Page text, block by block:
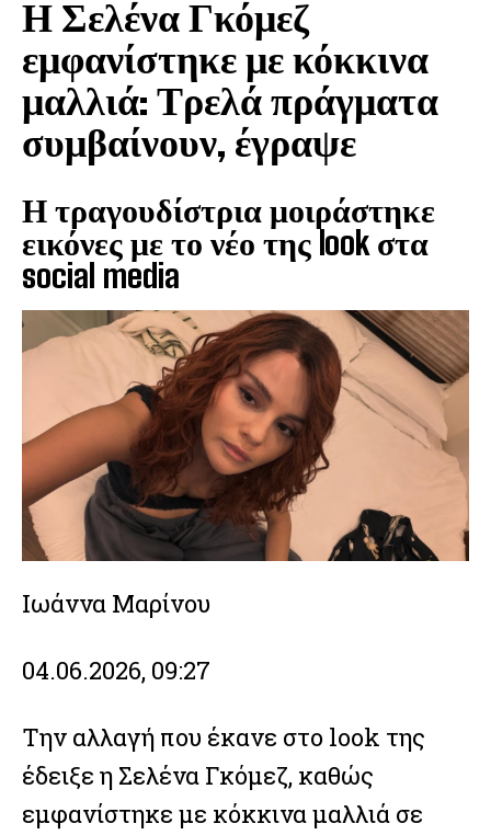
k
Η Σελένα Γκόμεζ
εμφανίστηκε με κόκκινα
μαλλιά: Τρελά πράγματα
συμβαίνουν, έγραψε
Η τραγουδίστρια μοιράστηκε
εικόνες με το νέο της look στα
social media
Ιωάννα Μαρίνου
04.06.2026, 09:27
Την αλλαγή που έκανε στο look της
έδειξε η Σελένα Γκόμεζ, καθώς
εμφανίστηκε με κόκκινα μαλλιά σε